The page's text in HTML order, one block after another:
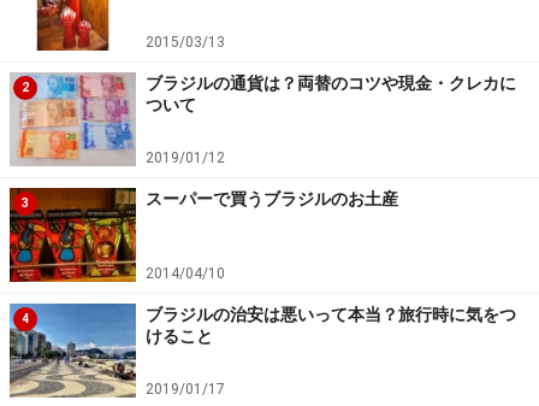
（土日）、ベネディト・カリスト広場（土曜）、トリア
ノン公園＆マスピ前（日曜）、ビシーガ（イタリア人
街）アンティーク市（日曜）、リベルッダージ（東洋人
街）東洋市（土日）など。
※記事内容は執筆時点のものです。最新の内容をご確認くださ
い。
※海外を訪れる際には最新情報の入手に努め、「
ホームページ」を確認するなど、安全確保に十分注意を払ってく
ださい。
2015/03/13
2
ブラジルの通貨は？両替のコツや現金・クレカに
ついて
2019/01/12
3 スーパーで買うブラジルのお土産
2014/04/10
4
ブラジルの治安は悪いって本当？旅行時に気をつ
けること
2019/01/17